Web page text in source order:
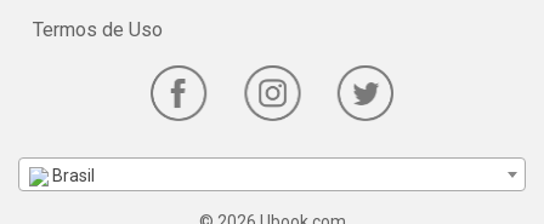
Termos de Uso
Brasil